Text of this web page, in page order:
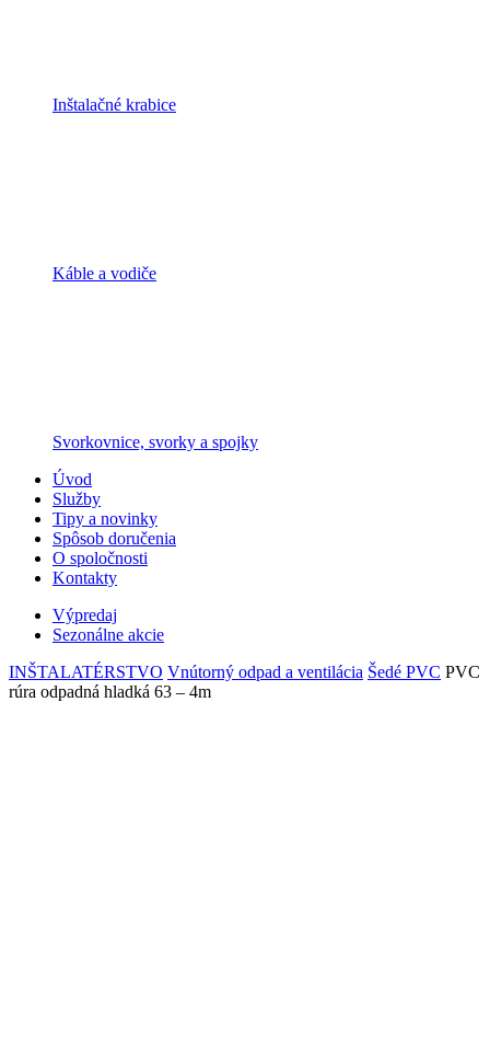
Inštalačné krabice
Káble a vodiče
Svorkovnice, svorky a spojky
Úvod
Služby
Tipy a novinky
Spôsob doručenia
O spoločnosti
Kontakty
Výpredaj
Sezonálne akcie
INŠTALATÉRSTVO Vnútorný odpad a ventilácia Šedé PVC PVC
rúra odpadná hladká 63 – 4m